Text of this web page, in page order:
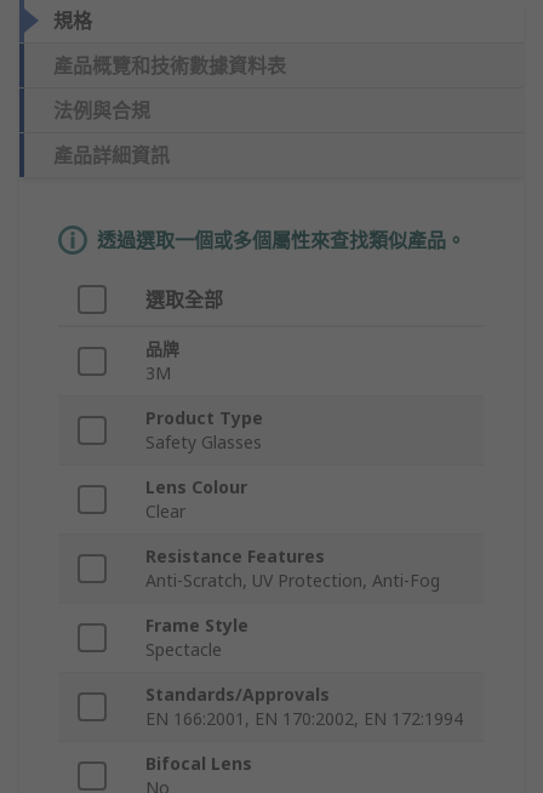
規格
產品概覽和技術數據資料表
法例與合規
產品詳細資訊
透過選取一個或多個屬性來查找類似產品。
選取全部
品牌
3M
Product Type
Safety Glasses
Lens Colour
Clear
Resistance Features
Anti-Scratch, UV Protection, Anti-Fog
Frame Style
Spectacle
Standards/Approvals
EN 166:2001, EN 170:2002, EN 172:1994
Bifocal Lens
No